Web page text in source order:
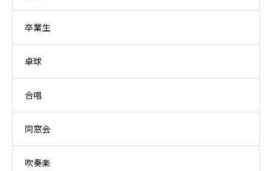
卒業生
卓球
合唱
同窓会
吹奏楽